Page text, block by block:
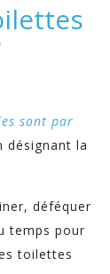
sont par
désignant la
déféquer
temps pour
toilettes